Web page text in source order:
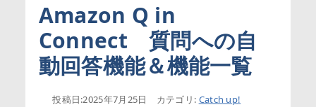
Amazon Q in
Connect 質問への自
動回答機能＆機能一覧
投稿日:2025年7月25日 カテゴリ: Catch up!